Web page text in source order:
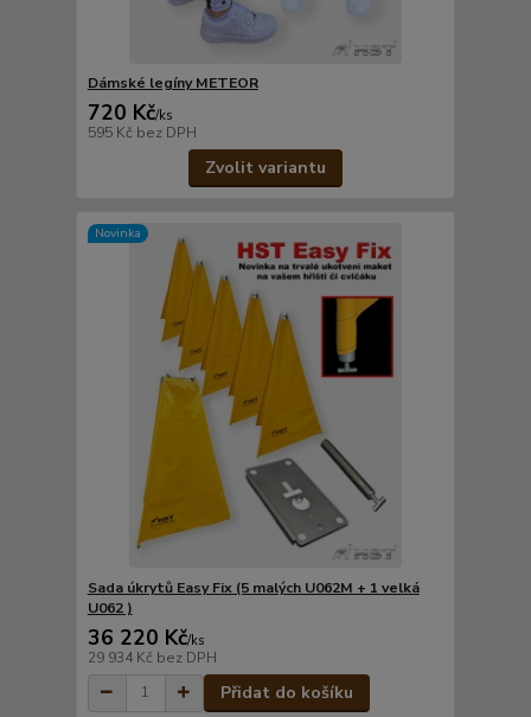
Dámské legíny METEOR
720 Kč/ks
595 Kč bez DPH
Zvolit variantu
Novinka
Sada úkrytů Easy Fix (5 malých U062M + 1 velká
U062 )
36 220 Kč/ks
29 934 Kč bez DPH
Přidat do košíku